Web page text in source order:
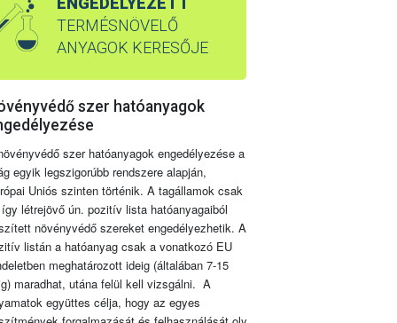
TERMÉSNÖVELŐ
ANYAGOK KERESŐJE
szer hatóanyagok
szer hatóanyagok engedélyezése a
egyik legszigorúbb rendszere alapján,
Uniós szinten történik. A tagállamok csak
létrejövő ún. pozitív lista hatóanyagaiból
növényvédő szereket engedélyezhetik. A
listán a hatóanyag csak a vonatkozó EU
meghatározott ideig (általában 7-15
maradhat, utána felül kell vizsgálni. A
együttes célja, hogy az egyes